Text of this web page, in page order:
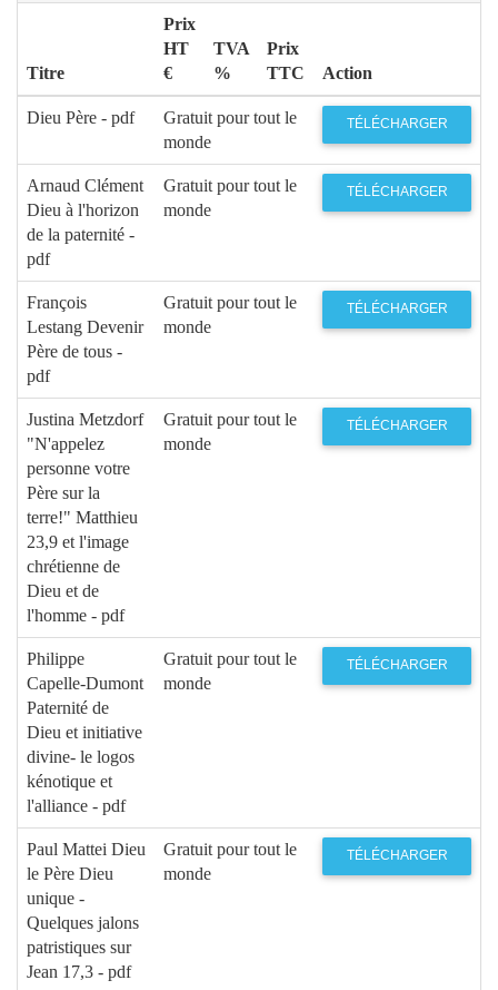
Titre
Prix
HT
€
TVA
%
Prix
TTC
Action
Dieu Père - pdf
Gratuit pour tout le
monde
TÉLÉCHARGER
Arnaud Clément
Dieu à l'horizon
de la paternité -
pdf
Gratuit pour tout le
monde
TÉLÉCHARGER
François
Lestang Devenir
Père de tous -
pdf
Gratuit pour tout le
monde
TÉLÉCHARGER
Justina Metzdorf
"N'appelez
personne votre
Père sur la
terre!" Matthieu
23,9 et l'image
chrétienne de
Dieu et de
l'homme - pdf
Gratuit pour tout le
monde
TÉLÉCHARGER
Philippe
Capelle-Dumont
Paternité de
Dieu et initiative
divine- le logos
kénotique et
l'alliance - pdf
Gratuit pour tout le
monde
TÉLÉCHARGER
Paul Mattei Dieu
le Père Dieu
unique -
Quelques jalons
patristiques sur
Jean 17,3 - pdf
Gratuit pour tout le
monde
TÉLÉCHARGER